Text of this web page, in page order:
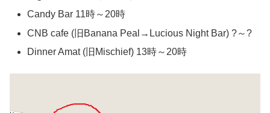
Candy Bar 11時～20時
CNB cafe (旧Banana Peal→Lucious Night Bar) ?～?
Dinner Amat (旧Mischief) 13時～20時